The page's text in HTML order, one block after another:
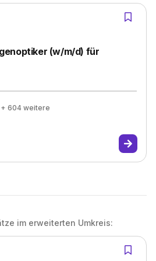
(w/m/d) für
+ 604 weitere
im erweiterten Umkreis: